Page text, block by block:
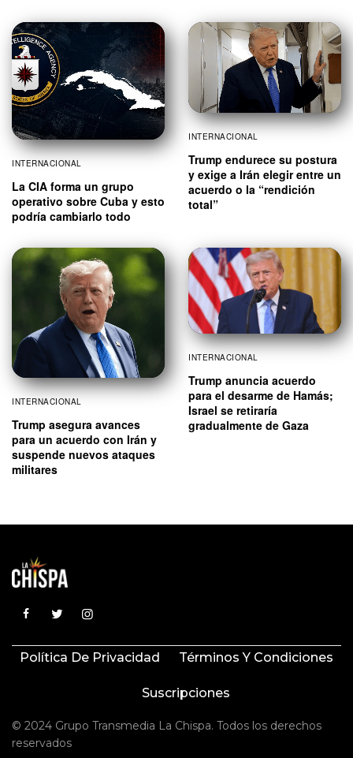
INTERNACIONAL
La CIA forma un grupo
operativo sobre Cuba y esto
podría cambiarlo todo
INTERNACIONAL
Trump endurece su postura
y exige a Irán elegir entre un
acuerdo o la “rendición
total”
INTERNACIONAL
Trump asegura avances
para un acuerdo con Irán y
suspende nuevos ataques
militares
INTERNACIONAL
Trump anuncia acuerdo
para el desarme de Hamás;
Israel se retiraría
gradualmente de Gaza
Política De Privacidad Términos Y Condiciones
Suscripciones
© 2024 Grupo Transmedia La Chispa. Todos los derechos
reservados